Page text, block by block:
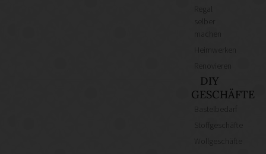
Regal
Heimwerken
DIY
GESCHÄFTE
Bastelbedarf
Stoffgeschäfte
Wollgeschäfte